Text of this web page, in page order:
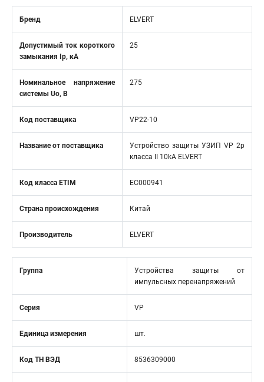
Бренд ELVERT
Допустимый ток короткого
замыкания Ip, кА
25
Номинальное напряжение
системы Uo, В
275
Код поставщика VP22-10
Название от поставщика
Устройство защиты УЗИП VP 2p
класса II 10kA ELVERT
Код класса ETIM EC000941
Страна происхождения Китай
Производитель ELVERT
Группа
Устройства защиты от
импульсных перенапряжений
Серия VP
Единица измерения шт.
Код ТН ВЭД 8536309000